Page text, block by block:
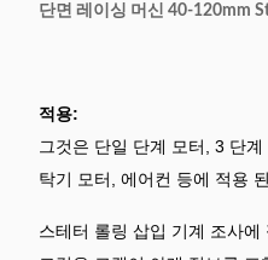
단면 레이싱 머신 40-120mm
적용:
그것은 단일 단계 모터, 3 단
탁기 모터, 에어컨 등에 적용
스테터 롤링 삽입 기계 조사에